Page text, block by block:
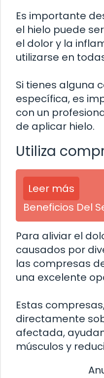
Es importante
el hielo puede
el dolor y la
utilizarse en
Si tienes alguna
específica, es
con un
de aplicar hielo.
Utiliza
Leer más
Beneficios Del
Para aliviar el
causados por
las compresas
una excelente
Estas
directamente
afectada,
músculos y